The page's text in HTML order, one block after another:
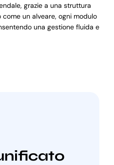
grazie a una struttura
un alveare, ogni modulo
una gestione fluida e